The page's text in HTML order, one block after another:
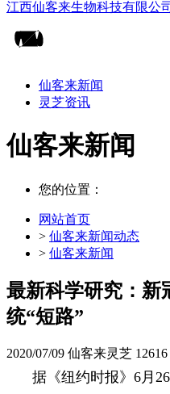
仙客来新闻
灵芝资讯
仙客来新闻
您的位置：
网站首页
> 仙客来新闻动态
> 仙客来新闻
最新科学研究：新
统“短路”
2020/07/09 仙客来灵芝 12616
据《纽约时报》6月